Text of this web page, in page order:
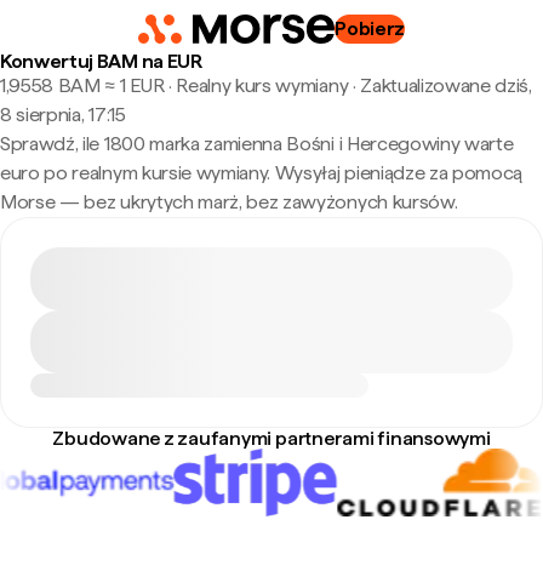
Pobierz
Konwertuj BAM na EUR
1,9558 BAM ≈ 1 EUR · Realny kurs wymiany· Zaktualizowane dziś,
8 sierpnia, 17:15
Sprawdź, ile 1800 marka zamienna Bośni i Hercegowiny warte
euro po realnym kursie wymiany. Wysyłaj pieniądze za pomocą
Morse — bez ukrytych marż, bez zawyżonych kursów.
Zbudowane z zaufanymi partnerami finansowymi